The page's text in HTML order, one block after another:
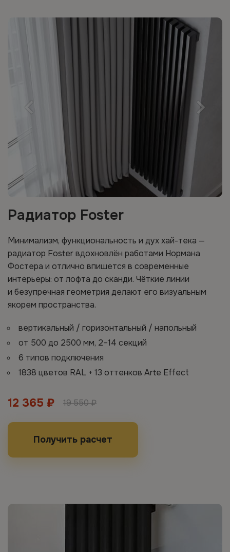
Радиатор Foster
Минимализм, функциональность и дух хай-тека —
радиатор Foster вдохновлён работами Нормана
Фостера и отлично впишется в современные
интерьеры: от лофта до сканди. Чёткие линии
и безупречная геометрия делают его визуальным
якорем пространства.
вертикальный / горизонтальный / напольный
от 500 до 2500 мм, 2–14 секций
6 типов подключения
1838 цветов RAL + 13 оттенков Arte Effect
12 365 ₽ 19 550 ₽
Получить расчет